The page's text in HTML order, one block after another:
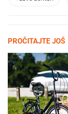
PROČITAJTE JOŠ